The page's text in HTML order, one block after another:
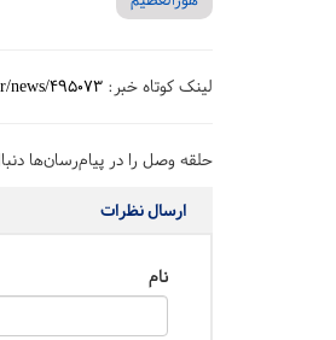
لینک کوتاه خبر: news/495073
حلقه وصل را در پیام‌رسان‌ها
ارسال نظرات
نام